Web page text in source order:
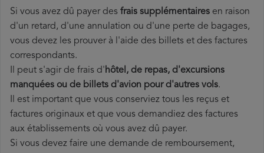
Si vous avez dû payer des frais supplémentaires en raison
d'un retard, d'une annulation ou d'une perte de bagages,
vous devez les prouver à l'aide des billets et des factures
correspondants.
Il peut s'agir de frais d'hôtel, de repas, d'excursions
manquées ou de billets d'avion pour d'autres vols.
Il est important que vous conserviez tous les reçus et
factures originaux et que vous demandiez des factures
aux établissements où vous avez dû payer.
Si vous devez faire une demande de remboursement,